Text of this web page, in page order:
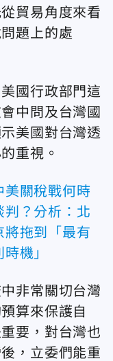
貿易角度來看
題上的處
國行政部門這
中問及台灣國
美國對台灣透
重視。
美關稅戰何時
判？分析：北
將拖到「最有
時機」
非常關切台灣
算來保護自
要，對台灣也
，立委們能重